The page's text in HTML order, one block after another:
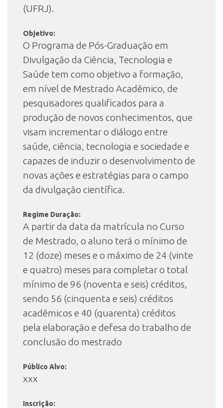
(UFRJ).
Objetivo:
O Programa de Pós-Graduação em
Divulgação da Ciência, Tecnologia e
Saúde tem como objetivo a formação,
em nível de Mestrado Acadêmico, de
pesquisadores qualificados para a
produção de novos conhecimentos, que
visam incrementar o diálogo entre
saúde, ciência, tecnologia e sociedade e
capazes de induzir o desenvolvimento de
novas ações e estratégias para o campo
da divulgação científica.
Regime Duração:
A partir da data da matrícula no Curso
de Mestrado, o aluno terá o mínimo de
12 (doze) meses e o máximo de 24 (vinte
e quatro) meses para completar o total
mínimo de 96 (noventa e seis) créditos,
sendo 56 (cinquenta e seis) créditos
acadêmicos e 40 (quarenta) créditos
pela elaboração e defesa do trabalho de
conclusão do mestrado
Público Alvo:
xxx
Inscrição: